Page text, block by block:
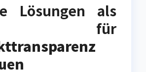
Lösungen als
für